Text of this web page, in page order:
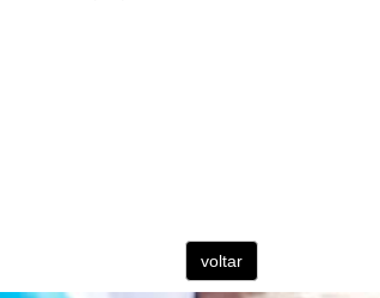
voltar